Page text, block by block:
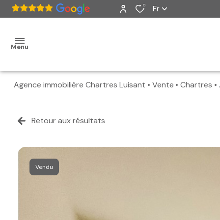
0 Fr
Menu
ventes
vendus
Agence immobilière Chartres Luisant Vente Chartres
Retour aux résultats
Vendu